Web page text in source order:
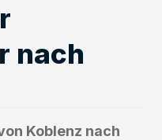
nach
Koblenz nach